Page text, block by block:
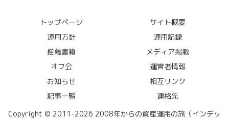
トップページ
サイト概要
運用方針
運用記録
推薦書籍
メディア掲載
オフ会
運営者情報
お知らせ
相互リンク
記事一覧
連絡先
Copyright © 2011-2026 2008年からの資産運用の旅（インデッ